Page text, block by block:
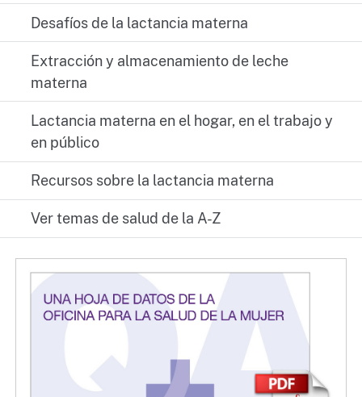
Desafíos de la lactancia materna
Extracción y almacenamiento de leche
materna
Lactancia materna en el hogar, en el trabajo y
en público
Recursos sobre la lactancia materna
Ver temas de salud de la A-Z